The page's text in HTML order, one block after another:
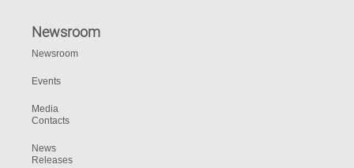
Newsroom
Newsroom
Events
Media
Contacts
News
Releases